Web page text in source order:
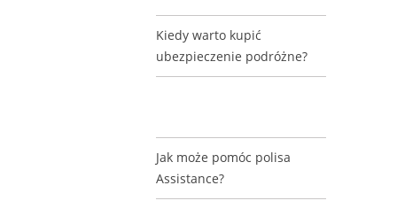
Kiedy warto kupić
ubezpieczenie podróżne?
Jak może pomóc polisa
Assistance?